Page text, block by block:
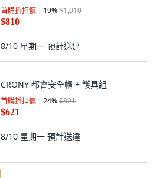
首購折扣價 19%$1,010
$810
8/10 星期一 預計送達
CRONY 都會安全帽 + 護具組
首購折扣價 24%$821
$621
8/10 星期一 預計送達